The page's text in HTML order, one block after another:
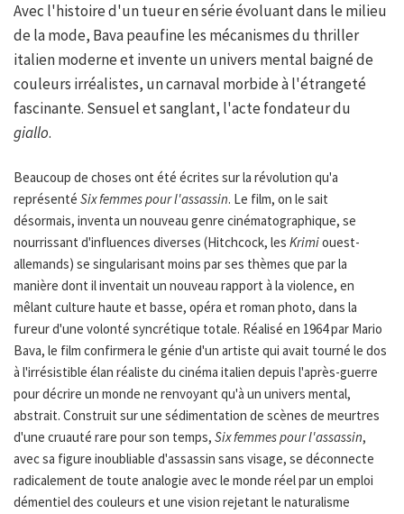
Avec l'histoire d'un tueur en série évoluant dans le milieu
de la mode, Bava peaufine les mécanismes du thriller
italien moderne et invente un univers mental baigné de
couleurs irréalistes, un carnaval morbide à l'étrangeté
fascinante. Sensuel et sanglant, l'acte fondateur du
giallo.
Beaucoup de choses ont été écrites sur la révolution qu'a
représenté Six femmes pour l'assassin. Le film, on le sait
désormais, inventa un nouveau genre cinématographique, se
nourrissant d'influences diverses (Hitchcock, les Krimiouest-
allemands) se singularisant moins par ses thèmes que par la
manière dont il inventait un nouveau rapport à la violence, en
mêlant culture haute et basse, opéra et roman photo, dans la
fureur d'une volonté syncrétique totale. Réalisé en 1964 par Mario
Bava, le film confirmera le génie d'un artiste qui avait tourné le dos
à l'irrésistible élan réaliste du cinéma italien depuis l'après-guerre
pour décrire un monde ne renvoyant qu'à un univers mental,
abstrait. Construit sur une sédimentation de scènes de meurtres
d'une cruauté rare pour son temps, Six femmes pour l'assassin,
avec sa figure inoubliable d'assassin sans visage, se déconnecte
radicalement de toute analogie avec le monde réel par un emploi
démentiel des couleurs et une vision rejetant le naturalisme